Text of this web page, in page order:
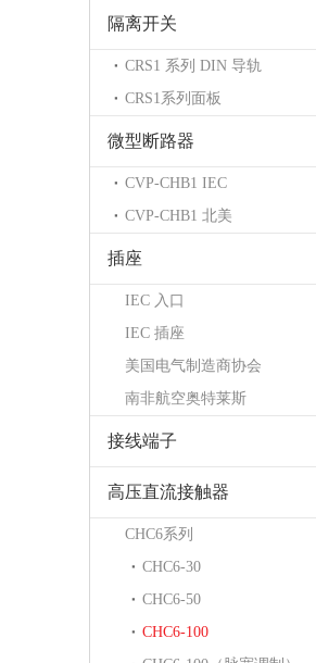
隔离开关
CRS1 系列 DIN 导轨
CRS1系列面板
微型断路器
CVP-CHB1 IEC
CVP-CHB1 北美
插座
IEC 入口
IEC 插座
美国电气制造商协会
南非航空奥特莱斯
接线端子
高压直流接触器
CHC6系列
CHC6-30
CHC6-50
CHC6-100